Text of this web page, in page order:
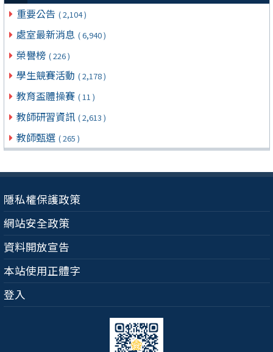
重要公告 ( 2,104 )
處室最新消息 ( 6,940 )
榮譽榜 ( 226 )
學生競賽活動 ( 2,178 )
教育盃體操賽 ( 11 )
教師研習資訊 ( 2,613 )
教師甄選 ( 265 )
隱私權保護政策
網站安全政策
資料開放宣告
本站使用正體字
登入